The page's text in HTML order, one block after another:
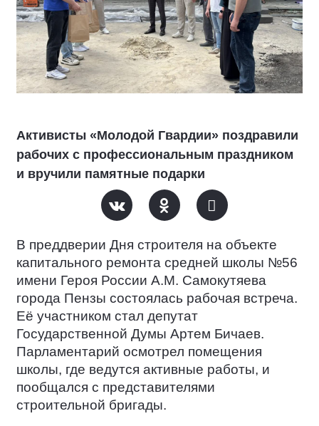
Активисты «Молодой Гвардии» поздравили
рабочих с профессиональным праздником
и вручили памятные подарки
В преддверии Дня строителя на объекте
капитального ремонта средней школы №56
имени Героя России А.М. Самокутяева
города Пензы состоялась рабочая встреча.
Её участником стал депутат
Государственной Думы Артем Бичаев.
Парламентарий осмотрел помещения
школы, где ведутся активные работы, и
пообщался с представителями
строительной бригады.